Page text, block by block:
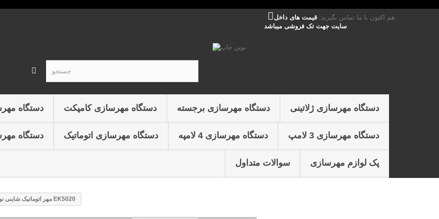
هم اکنون با ما تماس بگیرید: قیمت های داخل
سایت جهت تک فروشی میباشد
دستگاه مهرسازی ژلاتینی دستگاه مهرسازی برجسته دستگاه مهرسازی کامپکت دستگاه
دستگاه مهرسازی 3 لامپ دستگاه مهرسازی 4 لامپه دستگاه مهرسازی اتوماتیک دستگاه
پک لوازم مهرسازی سوالات متداول
مهر اتوماتیک شاینی نوری EK5020